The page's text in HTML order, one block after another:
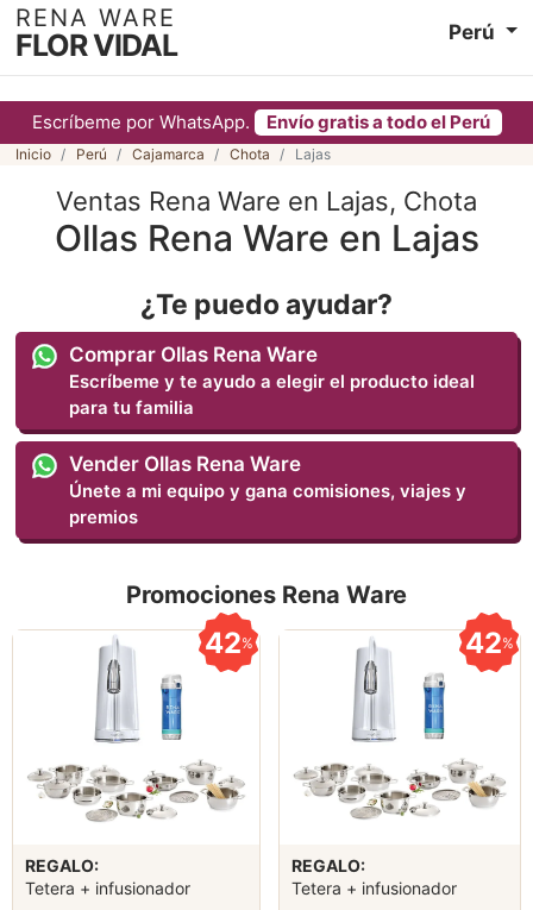
Escríbeme por WhatsApp. Envío gratis a todo el Perú
RENA WARE
FLOR VIDAL Perú
Inicio Perú Cajamarca Chota Lajas
Ventas Rena Ware en Lajas, Chota
Ollas Rena Ware en Lajas
¿Te puedo ayudar?
Comprar Ollas Rena Ware
Escríbeme y te ayudo a elegir el producto ideal
para tu familia
Vender Ollas Rena Ware
Únete a mi equipo y gana comisiones, viajes y
premios
Promociones Rena Ware
42%
REGALO:
Tetera + infusionador
42%
REGALO:
Tetera + infusionador